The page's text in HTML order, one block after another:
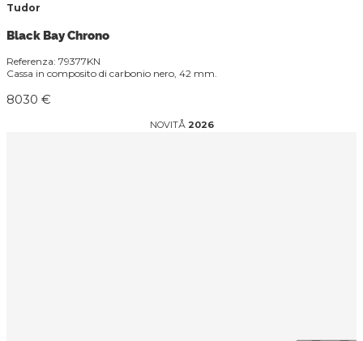
Tudor
Black Bay Chrono
Referenza: 79377KN
Cassa in composito di carbonio nero, 42 mm.
8030 €
NOVITÅ 2026